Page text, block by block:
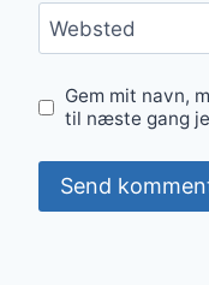
Websted
Gem mit navn,
til næste gang